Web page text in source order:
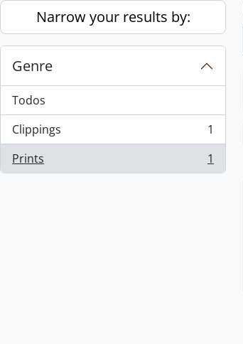
Skip to main content
Narrow your results by:
Genre
Todos
Clippings
, 1 resultados
1
Prints
, 1 resultados 1